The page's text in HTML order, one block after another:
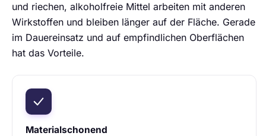
und riechen, alkoholfreie Mittel arbeiten mit anderen
Wirkstoffen und bleiben länger auf der Fläche. Gerade
im Dauereinsatz und auf empfindlichen Oberflächen
hat das Vorteile.
Materialschonend